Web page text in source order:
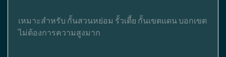
เหมาะสำหรับ กั้นสวนหย่อม รั้วเตี้ย กั้นเขตแดน บอกเขต
ไม่ต้องการความสูงมาก